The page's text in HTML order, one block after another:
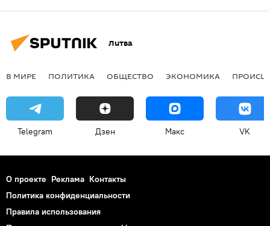
Литва
В МИРЕ ПОЛИТИКА ОБЩЕСТВО ЭКОНОМИКА
Telegram Дзен Макс VK
О проекте Реклама Контакты
Политика конфиденциальности
Правила использования